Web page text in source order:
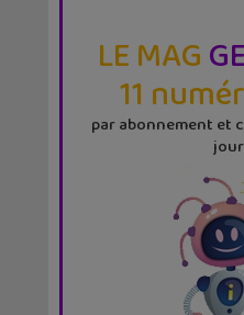
LE MAG
11
par abonnement et